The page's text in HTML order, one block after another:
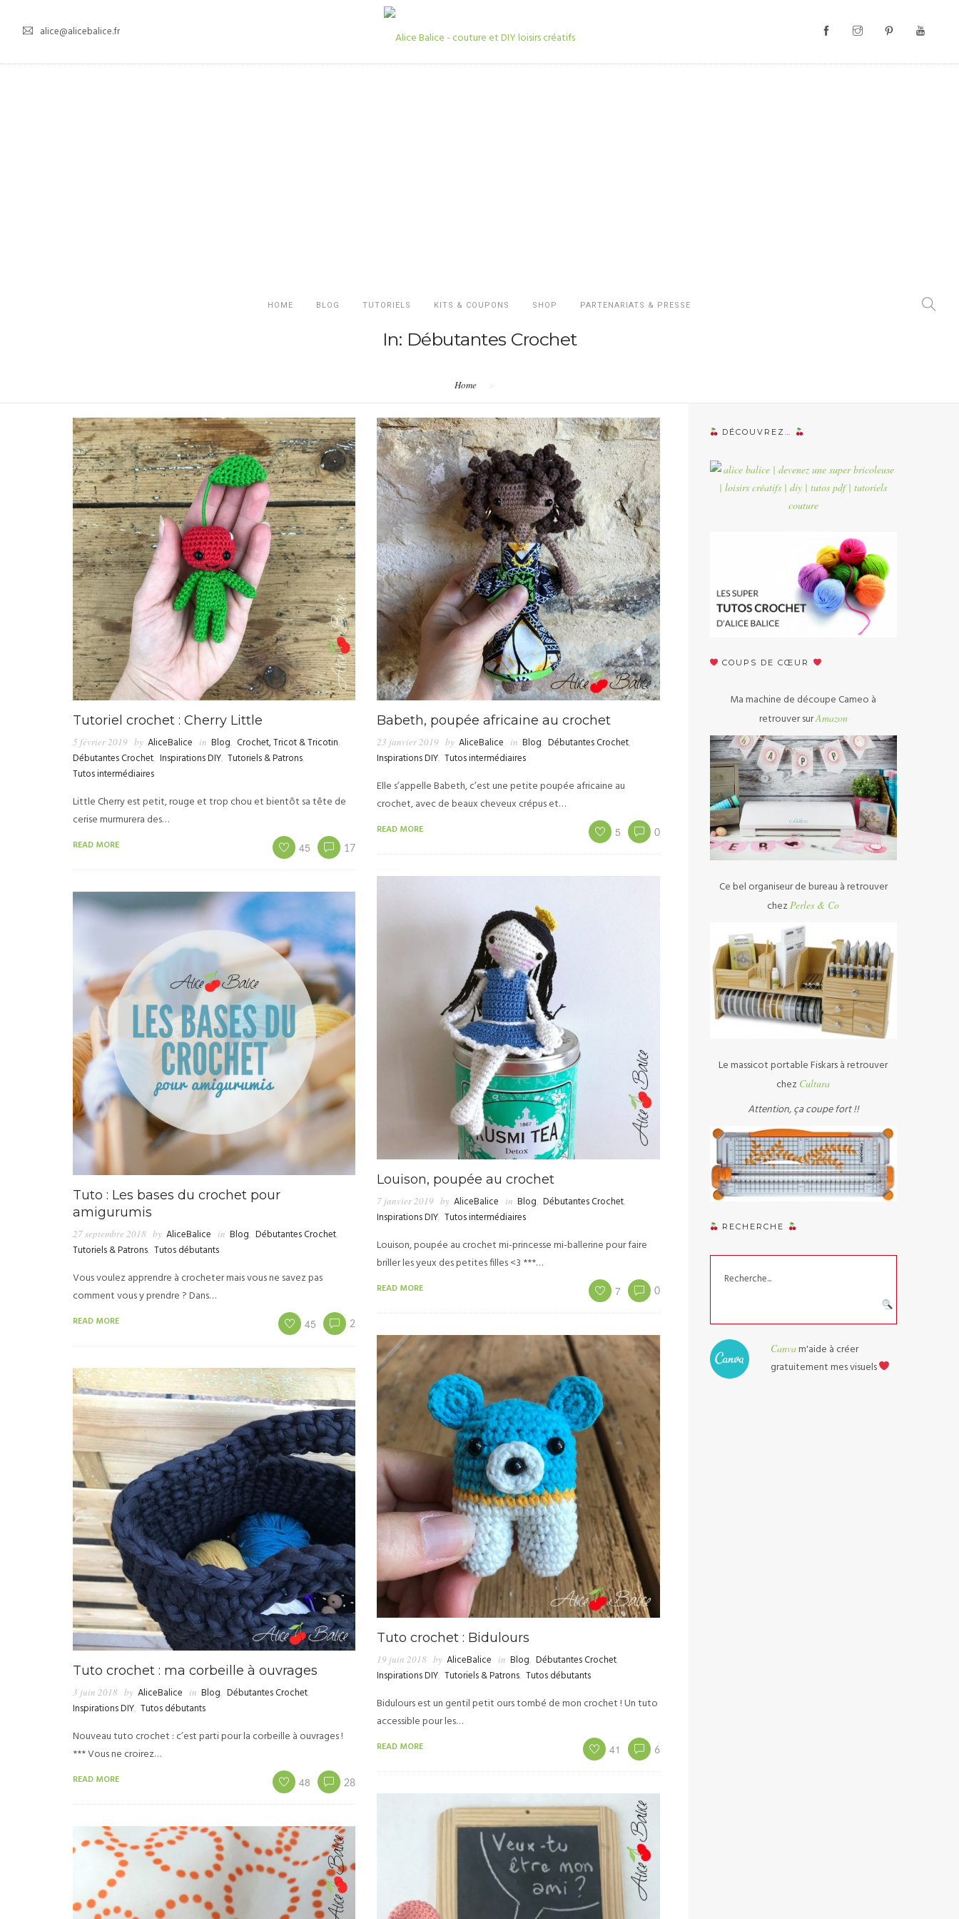
alice@alicebalice.fr
HOME BLOG TUTORIELS KITS & COUPONS SHOP PARTENARIATS & PRESSE
In: Débutantes Crochet
Home
Tutoriel crochet : Cherry Little
5 février 2019 by AliceBalice in Blog, Crochet, Tricot & Tricotin,
Débutantes Crochet, Inspirations DIY, Tutoriels & Patrons,
Tutos intermédiaires
Little Cherry est petit, rouge et trop chou et bientôt sa tête de
cerise murmurera des…
READ MORE 45 17
Babeth, poupée africaine au crochet
23 janvier 2019 by AliceBalice in Blog, Débutantes Crochet,
Inspirations DIY, Tutos intermédiaires
Elle s’appelle Babeth, c’est une petite poupée africaine au
crochet, avec de beaux cheveux crépus et…
READ MORE 5 0
Louison, poupée au crochet
7 janvier 2019 by AliceBalice in Blog Débutantes Crochet
Inspirations DIY Tutos intermédiaires
Louison, poupée au crochet mi-princesse mi-ballerine pour faire
briller les yeux des petites filles <3 ***…
READ MORE 7 0
Tuto : Les bases du crochet pour
amigurumis
27 septembre 2018 by AliceBalice in Blog Débutantes Crochet
Tutoriels & Patrons Tutos débutants
Vous voulez apprendre à crocheter mais vous ne savez pas
comment vous y prendre ? Dans…
READ MORE 45 2
Tuto crochet : Bidulours
19 juin 2018 by AliceBalice in Blog, Débutantes Crochet,
Inspirations DIY, Tutoriels & Patrons, Tutos débutants
Bidulours est un gentil petit ours tombé de mon crochet ! Un tuto
accessible pour les…
READ MORE 41 6
Tuto crochet : ma corbeille à ouvrages
3 juin 2018 by AliceBalice in Blog, Débutantes Crochet,
Inspirations DIY, Tutos débutants
Nouveau tuto crochet : c’est parti pour la corbeille à ouvrages !
*** Vous ne croirez…
READ MORE 48 28
DÉCOUVREZ…
COUPS DE CŒUR
Ma machine de découpe Cameo à
retrouver surAmazon
Ce bel organiseur de bureau à retrouver
chezPerles & Co
Le massicot portable Fiskars à retrouver
chez Cultura
Attention, ça coupe fort !!
RECHERCHE
Canvam'aide à créer
gratuitement mes visuels